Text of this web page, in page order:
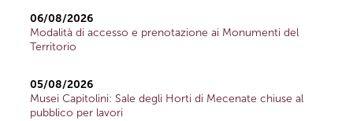
06/08/2026
Modalità di accesso e prenotazione ai Monumenti del
Territorio
05/08/2026
Musei Capitolini: Sale degli Horti di Mecenate chiuse al
pubblico per lavori